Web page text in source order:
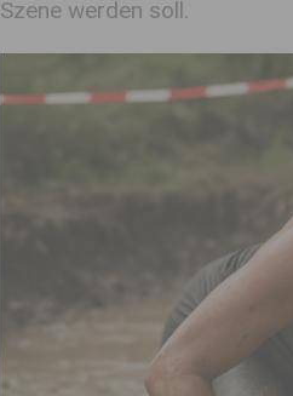
Szene werden soll.